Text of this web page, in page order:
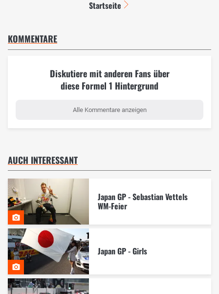
Startseite
KOMMENTARE
Diskutiere mit anderen Fans über
diese Formel 1 Hintergrund
Alle Kommentare anzeigen
AUCH INTERESSANT
Japan GP - Sebastian Vettels
WM-Feier
Japan GP - Girls